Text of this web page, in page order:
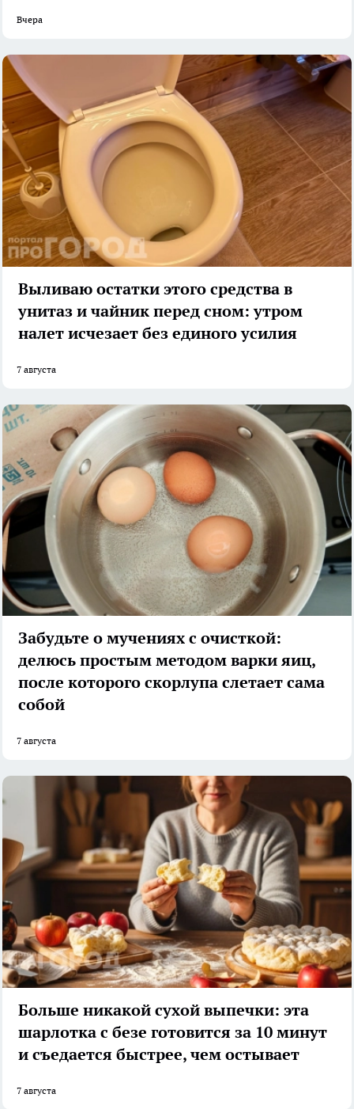
Вчера
Выливаю остатки этого средства в
унитаз и чайник перед сном: утром
налет исчезает без единого усилия
7 августа
Забудьте о мучениях с очисткой:
делюсь простым методом варки яиц,
после которого скорлупа слетает сама
собой
7 августа
Больше никакой сухой выпечки: эта
шарлотка с безе готовится за 10 минут
и съедается быстрее, чем остывает
7 августа